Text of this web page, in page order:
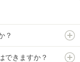
？
できますか？